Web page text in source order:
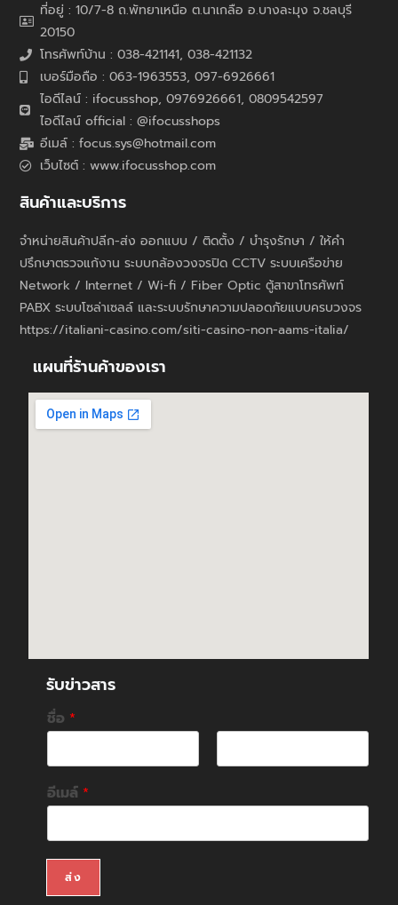
ที่อยู่ : 10/7-8 ถ.พัทยาเหนือ ต.นาเกลือ อ.บางละมุง จ.ชลบุรี
20150
โทรศัพท์บ้าน : 038-421141, 038-421132
เบอร์มือถือ : 063-1963553, 097-6926661
ไอดีไลน์ : ifocusshop, 0976926661, 0809542597
ไอดีไลน์ official : @ifocusshops
อีเมล์ : focus.sys@hotmail.com
เว็บไซต์ : www.ifocusshop.com
สินค้าและบริการ
จำหน่ายสินค้าปลีก-ส่ง ออกแบบ / ติดตั้ง / บำรุงรักษา / ให้คำ
ปรึกษาตรวจแก้งาน ระบบกล้องวงจรปิด CCTV ระบบเครือข่าย
Network / Internet / Wi-fi / Fiber Optic ตู้สาขาโทรศัพท์
PABX ระบบโซล่าเซลล์ และระบบรักษาความปลอดภัยแบบครบวงจร
https://italiani-casino.com/siti-casino-non-aams-italia/
แผนที่ร้านค้าของเรา
รับข่าวสาร
ชื่อ *
i
rอีเมล์ *
ส่ง